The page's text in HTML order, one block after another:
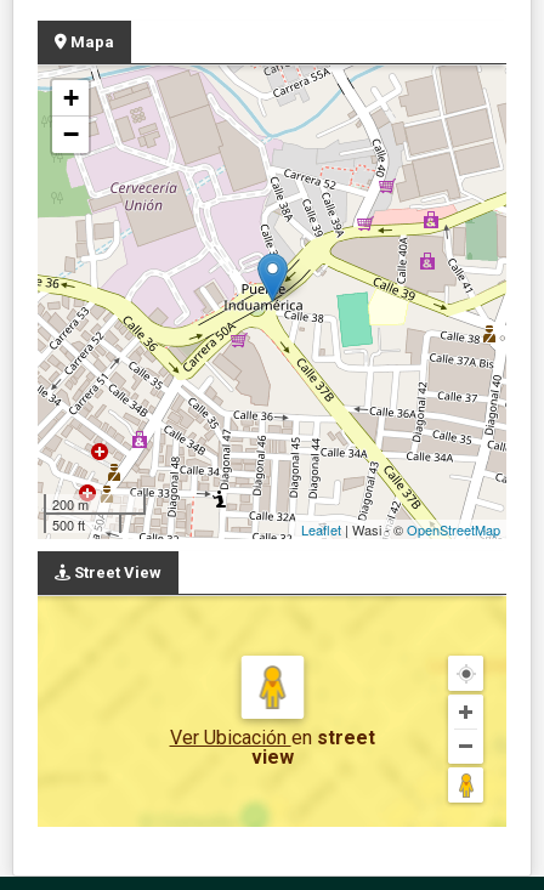
Mapa
+
−
200 m
500 ft
Leaflet | Wasi - ©OpenStreetMap
Street View
Ver Ubicación en street
view